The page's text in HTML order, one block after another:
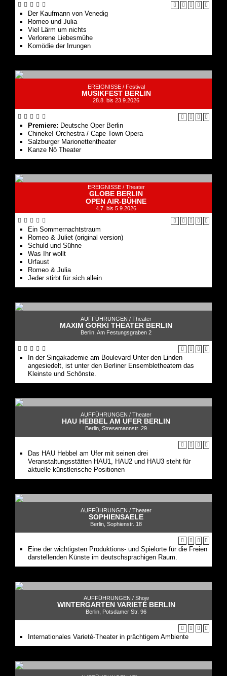
Der Kaufmann von Venedig
Romeo und Julia
Viel Lärm um nichts
Verlorene Liebesmühe
Komödie der Irrungen
EREIGNISSE / Festival
MUSIKFEST BERLIN
28.8. bis 23.9.2026
Premiere: Deutsche Oper Berlin
Chineke! Orchestra / Cape Town Opera
Salzburger Marionettentheater
Kanze Nō Theater
EREIGNISSE / Theater
GLOBE BERLIN
OPEN AIR-BÜHNE
4.7. bis 5.9.2026
Ein Sommernachtstraum
Romeo & Juliet (original version)
Schuld und Sühne
Was Ihr wollt
Urfaust
Romeo & Julia
Jeder stirbt für sich allein
AUFFÜHRUNGEN / Theater
MAXIM GORKI THEATER BERLIN
Berlin, Am Festungsgraben 2
In der Singakademie am Boulevard Unter den Linden
angesiedelt, ist unter den Berliner Ensembletheatern das
Kleinste und Schönste.
AUFFÜHRUNGEN / Theater
HAU HEBBEL AM UFER BERLIN
Berlin, Stresemannstr. 29
Das HAU Hebbel am Ufer mit seinen drei
Veranstaltungsstätten HAU1, HAU2 und HAU3 steht für
aktuelle künstlerische Positionen
AUFFÜHRUNGEN / Theater
SOPHIENSAELE
Berlin, Sophienstr. 18
Eine der wichtigsten Produktions- und Spielorte für die Freien
darstellenden Künste im deutschsprachigen Raum.
AUFFÜHRUNGEN / Show
WINTERGARTEN VARIETÉ BERLIN
Berlin, Potsdamer Str. 96
Internationales Varieté-Theater in prächtigem Ambiente